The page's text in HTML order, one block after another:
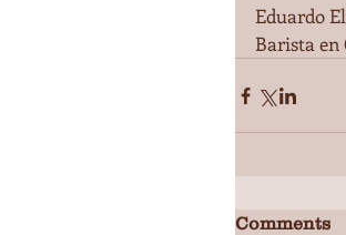
Eduardo
Barista en
Comments